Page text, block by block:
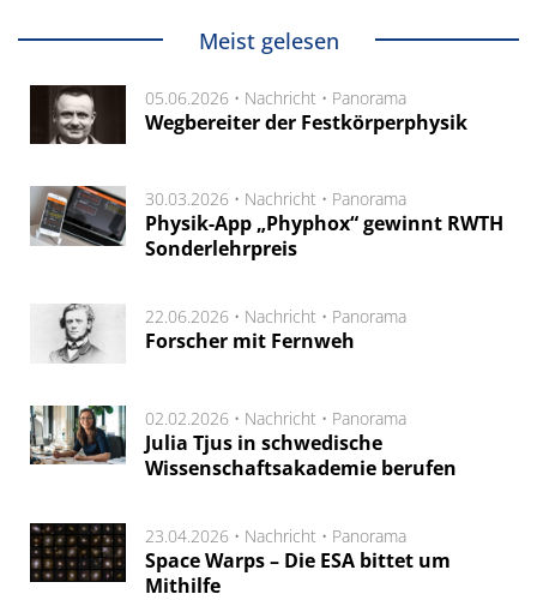
Meist gelesen
05.06.2026 • Nachricht • Panorama
Wegbereiter der Festkörperphysik
30.03.2026 • Nachricht • Panorama
Physik-App „Phyphox“ gewinnt RWTH
Sonderlehrpreis
22.06.2026 • Nachricht • Panorama
Forscher mit Fernweh
02.02.2026 • Nachricht • Panorama
Julia Tjus in schwedische
Wissenschaftsakademie berufen
23.04.2026 • Nachricht • Panorama
Space Warps – Die ESA bittet um
Mithilfe